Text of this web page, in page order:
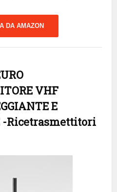
DA AMAZON
VHF
E
-Ricetrasmettitori